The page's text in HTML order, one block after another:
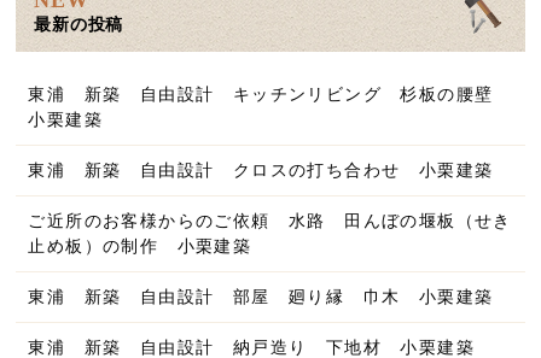
最新の投稿
東浦 新築 自由設計 キッチンリビング 杉板の腰壁
小栗建築
東浦 新築 自由設計 クロスの打ち合わせ 小栗建築
ご近所のお客様からのご依頼 水路 田んぼの堰板（せき
止め板）の制作 小栗建築
東浦 新築 自由設計 部屋 廻り縁 巾木 小栗建築
東浦 新築 自由設計 納戸造り 下地材 小栗建築